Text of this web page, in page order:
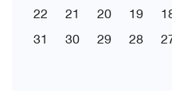
19
20
21
22
28
29
30
31